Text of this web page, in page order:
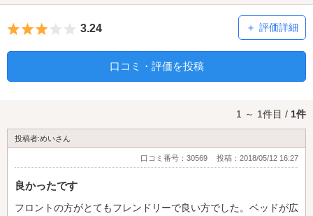
5つ星のうち3
3.24 評価詳細
口コミ・評価を投稿
1 ～ 1件目 / 1件
投稿者:めいさん
口コミ番号：30569 投稿：2018/05/12 16:27
良かったです
フロントの方がとてもフレンドリーで良い方でした。ベッドが広